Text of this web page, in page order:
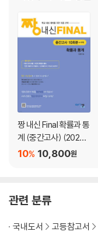
짱 내신 Final 확률과 통
계 (중간고사) (2026
년)
10,800원
10%
관련 분류
국내도서 고등참고서